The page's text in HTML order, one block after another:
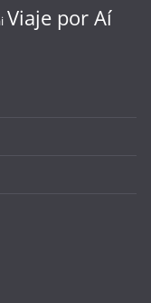
Viaje por Aí